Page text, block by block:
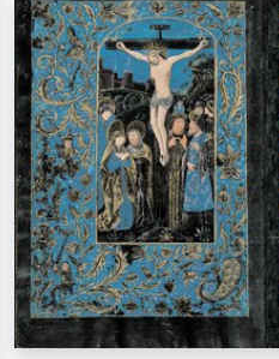
作家名・作品名・スタイルで検索
– 例：モネ、星月夜、印象派、北
斎の波、ヌード。